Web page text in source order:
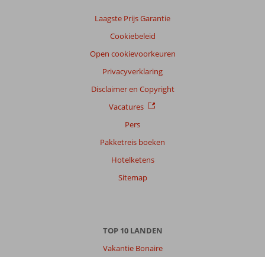
Laagste Prijs Garantie
Cookiebeleid
Open cookievoorkeuren
Privacyverklaring
Disclaimer en Copyright
Vacatures
Pers
Pakketreis boeken
Hotelketens
Sitemap
TOP 10 LANDEN
Vakantie Bonaire